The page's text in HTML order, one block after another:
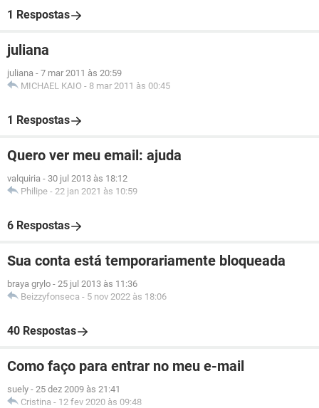
1 Respostas
juliana
juliana - 7 mar 2011 às 20:59
MICHAEL KAIO - 8 mar 2011 às 00:45
1 Respostas
Quero ver meu email: ajuda
valquiria - 30 jul 2013 às 18:12
Philipe - 22 jan 2021 às 10:59
6 Respostas
Sua conta está temporariamente bloqueada
braya grylo - 25 jul 2013 às 11:36
Beizzyfonseca - 5 nov 2022 às 18:06
40 Respostas
Como faço para entrar no meu e-mail
suely - 25 dez 2009 às 21:41
Cristina - 12 fev 2020 às 09:48